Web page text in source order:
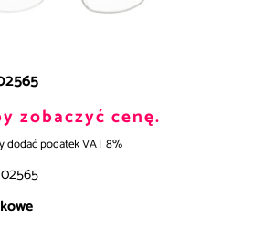
zobaczyć cenę.
dodać podatek VAT 8%